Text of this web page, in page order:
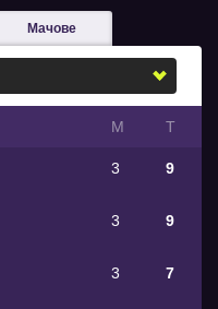
Мачове
М Т
3 9
3 9
3 7